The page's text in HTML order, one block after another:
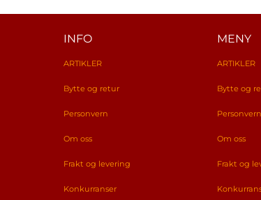
INFO
ARTIKLER
Bytte og retur
Personvern
Om oss
Frakt og levering
Konkurranser
MENY
ARTIKLER
Bytte og
Personvern
Om oss
Frakt og